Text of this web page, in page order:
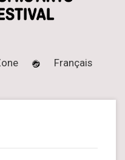
Français